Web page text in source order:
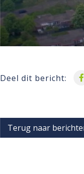
Deel dit bericht:
Terug naar